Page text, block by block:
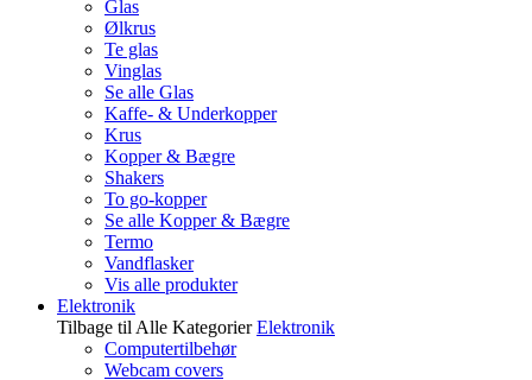
Glas
Ølkrus
Te glas
Vinglas
Se alle Glas
Kaffe- & Underkopper
Krus
Kopper & Bægre
Shakers
To go-kopper
Se alle Kopper & Bægre
Termo
Vandflasker
Vis alle produkter
Elektronik
Tilbage til Alle Kategorier Elektronik
Computertilbehør
Webcam covers